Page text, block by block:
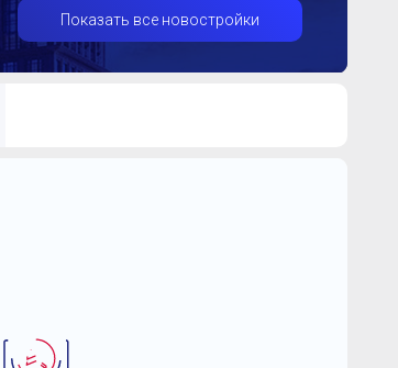
Показать все новостройки